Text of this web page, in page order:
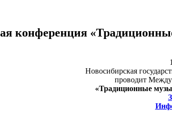
конференция
Новосибирская
проводит
«Традиционные